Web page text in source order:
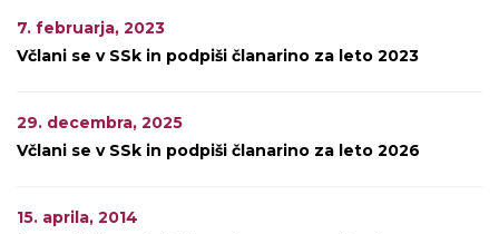
7. februarja, 2023
Včlani se v SSk in podpiši članarino za leto 2023
29. decembra, 2025
Včlani se v SSk in podpiši članarino za leto 2026
15. aprila, 2014